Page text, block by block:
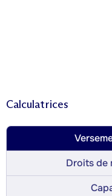
Calculatrices
Droits de